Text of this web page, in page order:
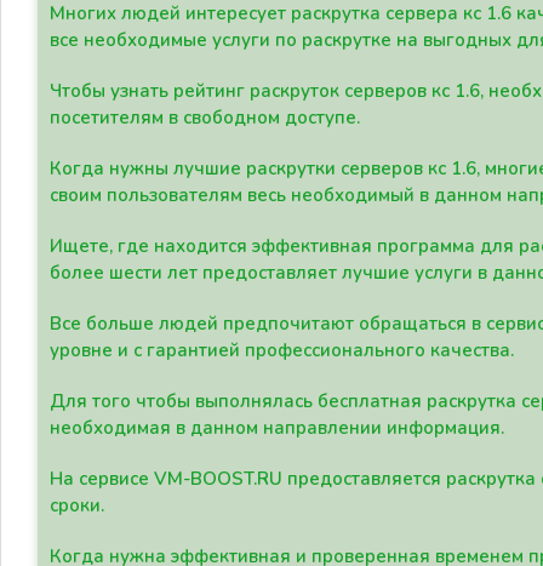
Многих людей интересует раскрутка сервера кс 1.6
все необходимые услуги по раскрутке на выгодных
Чтобы узнать рейтинг раскруток серверов кс 1.6,
посетителям в свободном доступе.
Когда нужны лучшие раскрутки серверов кс 1.6,
своим пользователям весь необходимый в данном
Ищете, где находится эффективная программа для
более шести лет предоставляет лучшие услуги в
Все больше людей предпочитают обращаться в
уровне и с гарантией профессионального качества.
Для того чтобы выполнялась бесплатная раскрутка
необходимая в данном направлении информация.
На сервисе VM-BOOST.RU предоставляется
сроки.
Когда нужна эффективная и проверенная временем